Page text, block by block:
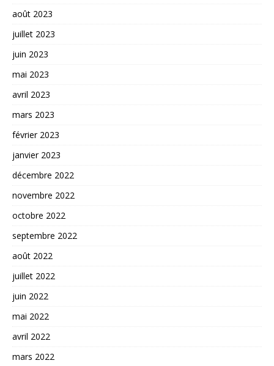
août 2023
juillet 2023
juin 2023
mai 2023
avril 2023
mars 2023
février 2023
janvier 2023
décembre 2022
novembre 2022
octobre 2022
septembre 2022
août 2022
juillet 2022
juin 2022
mai 2022
avril 2022
mars 2022